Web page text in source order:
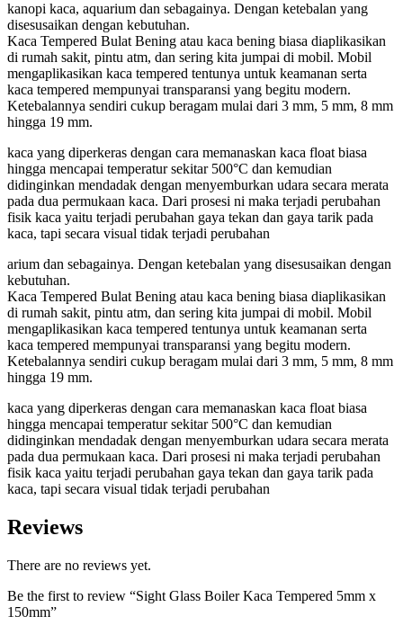
kanopi kaca, aquarium dan sebagainya. Dengan ketebalan yang
disesusaikan dengan kebutuhan.
Kaca Tempered Bulat Bening atau kaca bening biasa diaplikasikan
di rumah sakit, pintu atm, dan sering kita jumpai di mobil. Mobil
mengaplikasikan kaca tempered tentunya untuk keamanan serta
kaca tempered mempunyai transparansi yang begitu modern.
Ketebalannya sendiri cukup beragam mulai dari 3 mm, 5 mm, 8 mm
hingga 19 mm.
kaca yang diperkeras dengan cara memanaskan kaca float biasa
hingga mencapai temperatur sekitar 500°C dan kemudian
didinginkan mendadak dengan menyemburkan udara secara merata
pada dua permukaan kaca. Dari prosesi ni maka terjadi perubahan
fisik kaca yaitu terjadi perubahan gaya tekan dan gaya tarik pada
kaca, tapi secara visual tidak terjadi perubahan
arium dan sebagainya. Dengan ketebalan yang disesusaikan dengan
kebutuhan.
Kaca Tempered Bulat Bening atau kaca bening biasa diaplikasikan
di rumah sakit, pintu atm, dan sering kita jumpai di mobil. Mobil
mengaplikasikan kaca tempered tentunya untuk keamanan serta
kaca tempered mempunyai transparansi yang begitu modern.
Ketebalannya sendiri cukup beragam mulai dari 3 mm, 5 mm, 8 mm
hingga 19 mm.
kaca yang diperkeras dengan cara memanaskan kaca float biasa
hingga mencapai temperatur sekitar 500°C dan kemudian
didinginkan mendadak dengan menyemburkan udara secara merata
pada dua permukaan kaca. Dari prosesi ni maka terjadi perubahan
fisik kaca yaitu terjadi perubahan gaya tekan dan gaya tarik pada
kaca, tapi secara visual tidak terjadi perubahan
Reviews
There are no reviews yet.
Be the first to review “Sight Glass Boiler Kaca Tempered 5mm x
150mm”